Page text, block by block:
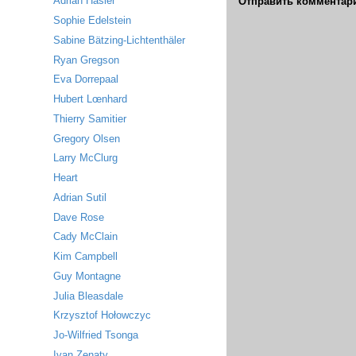
Sophie Edelstein
Sabine Bätzing-Lichtenthäler
Ryan Gregson
Eva Dorrepaal
Hubert Lœnhard
Thierry Samitier
Gregory Olsen
Larry McClurg
Heart
Adrian Sutil
Dave Rose
Cady McClain
Kim Campbell
Guy Montagne
Julia Bleasdale
Krzysztof Hołowczyc
Jo-Wilfried Tsonga